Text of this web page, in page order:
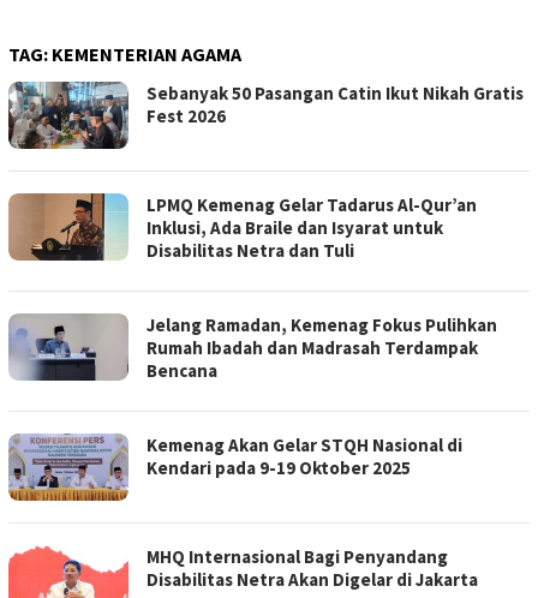
TAG: KEMENTERIAN AGAMA
Sebanyak 50 Pasangan Catin Ikut Nikah Gratis
Fest 2026
LPMQ Kemenag Gelar Tadarus Al-Qur’an
Inklusi, Ada Braile dan Isyarat untuk
Disabilitas Netra dan Tuli
Jelang Ramadan, Kemenag Fokus Pulihkan
Rumah Ibadah dan Madrasah Terdampak
Bencana
Kemenag Akan Gelar STQH Nasional di
Kendari pada 9-19 Oktober 2025
MHQ Internasional Bagi Penyandang
Disabilitas Netra Akan Digelar di Jakarta